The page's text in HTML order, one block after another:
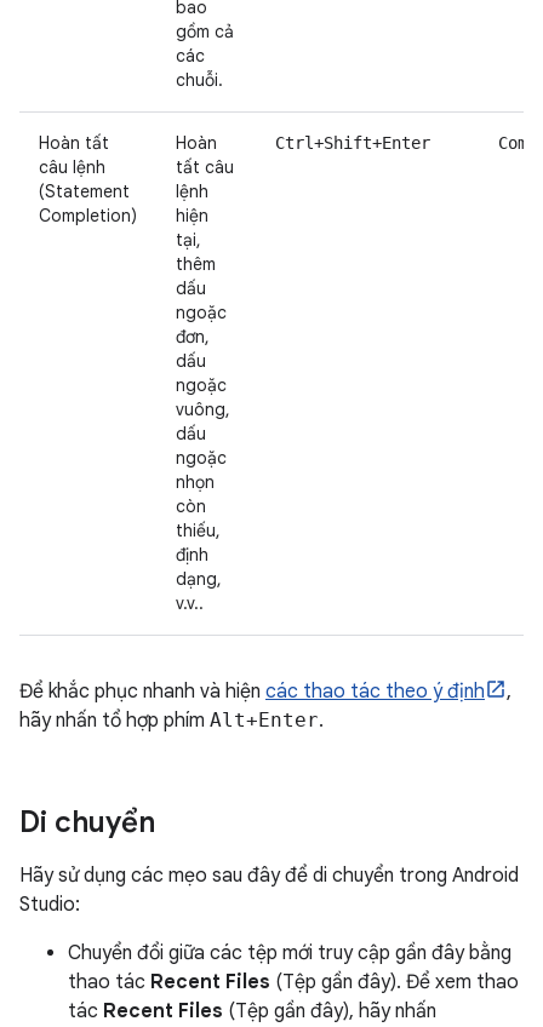
bao
gồm cả
các
chuỗi.
Hoàn tất
câu lệnh
(Statement
Completion)
Hoàn
tất câu
lệnh
hiện
tại,
thêm
dấu
ngoặc
đơn,
dấu
ngoặc
vuông,
dấu
ngoặc
nhọn
còn
thiếu,
định
dạng,
v.v..
Ctrl+Shift+Enter
Để khắc phục nhanh và hiện các thao tác theo ý định
,
hãy nhấn tổ hợp phím Alt+Enter.
Di chuyển
Hãy sử dụng các mẹo sau đây để di chuyển trong Android
Studio:
Chuyển đổi giữa các tệp mới truy cập gần đây bằng
thao tác Recent Files (Tệp gần đây). Để xem thao
tác Recent Files (Tệp gần đây), hãy nhấn